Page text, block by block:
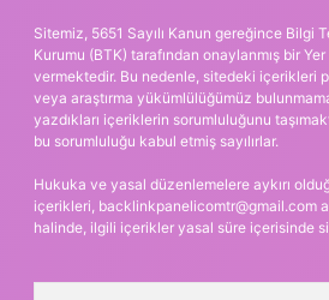
Sitemiz, 5651 Sayılı Kanun gereğince Bilgi
Kurumu (BTK) tarafından onaylanmış bir
vermektedir. Bu nedenle, sitedeki içerikleri
veya araştırma yükümlülüğümüz
yazdıkları içeriklerin sorumluluğunu
bu sorumluluğu kabul etmiş sayılırlar.
Hukuka ve yasal düzenlemelere aykırı
içerikleri, backlinkpanelicomtr@gmail.com
halinde, ilgili içerikler yasal süre içerisinde